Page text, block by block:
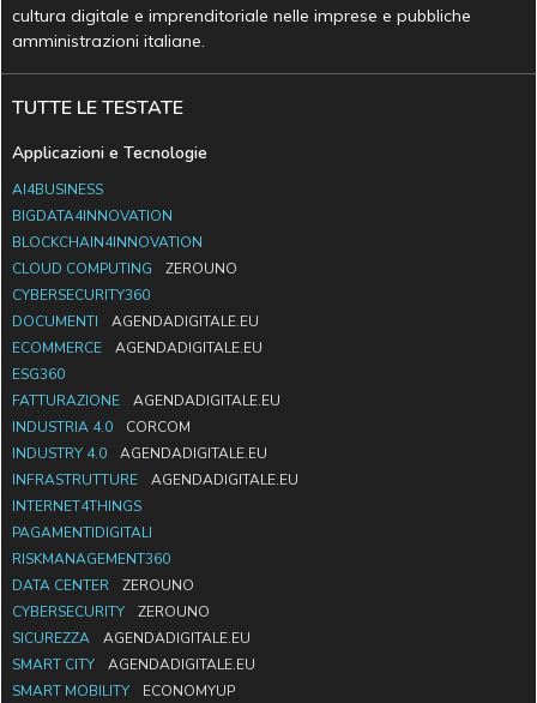
cultura digitale e imprenditoriale nelle imprese e pubbliche
amministrazioni italiane.
TUTTE LE TESTATE
Applicazioni e Tecnologie
AI4BUSINESS
BIGDATA4INNOVATION
BLOCKCHAIN4INNOVATION
CLOUD COMPUTING
ZEROUNO
CYBERSECURITY360
DOCUMENTI
AGENDADIGITALE.EU
ECOMMERCE
AGENDADIGITALE.EU
ESG360
FATTURAZIONE
AGENDADIGITALE.EU
INDUSTRIA 4.0
CORCOM
INDUSTRY 4.0
AGENDADIGITALE.EU
INFRASTRUTTURE
AGENDADIGITALE.EU
INTERNET4THINGS
PAGAMENTIDIGITALI
RISKMANAGEMENT360
DATA CENTER
ZEROUNO
CYBERSECURITY
ZEROUNO
SICUREZZA
AGENDADIGITALE.EU
SMART CITY
AGENDADIGITALE.EU
SMART MOBILITY
ECONOMYUP